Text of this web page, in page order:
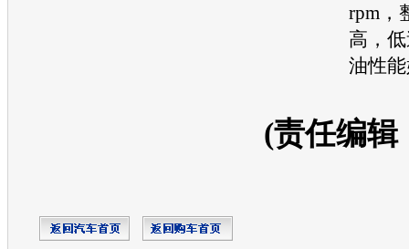
rpm，
高，
油性
(责任编辑